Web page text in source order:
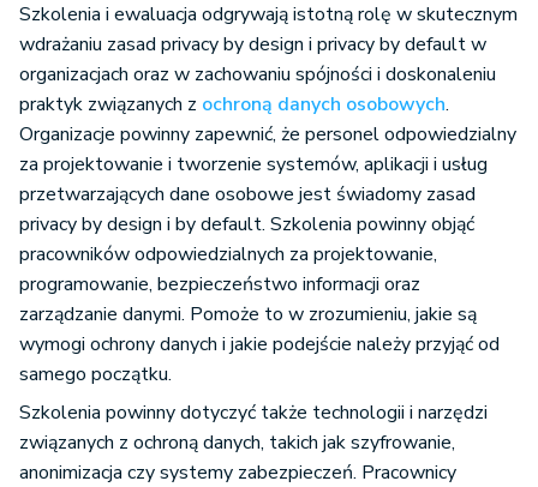
Szkolenia i ewaluacja odgrywają istotną rolę w skutecznym
wdrażaniu zasad privacy by design i privacy by default w
organizacjach oraz w zachowaniu spójności i doskonaleniu
praktyk związanych z ochroną danych osobowych.
Organizacje powinny zapewnić, że personel odpowiedzialny
za projektowanie i tworzenie systemów, aplikacji i usług
przetwarzających dane osobowe jest świadomy zasad
privacy by design i by default. Szkolenia powinny objąć
pracowników odpowiedzialnych za projektowanie,
programowanie, bezpieczeństwo informacji oraz
zarządzanie danymi. Pomoże to w zrozumieniu, jakie są
wymogi ochrony danych i jakie podejście należy przyjąć od
samego początku.
Szkolenia powinny dotyczyć także technologii i narzędzi
związanych z ochroną danych, takich jak szyfrowanie,
anonimizacja czy systemy zabezpieczeń. Pracownicy